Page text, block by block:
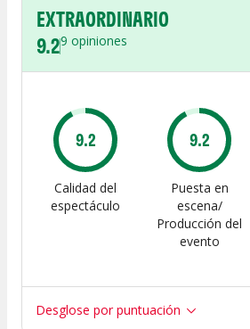
EXTRAORDINARIO
9.29 opiniones
9.2
Calidad del
espectáculo
9.2
Puesta en
escena/
Producción del
evento
Desglose por puntuación